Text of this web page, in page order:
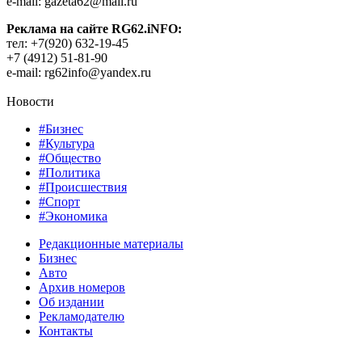
Реклама на сайте RG62.iNFO:
тел: +7(920) 632-19-45
+7 (4912) 51-81-90
e-mail: rg62info@yandex.ru
Новости
#Бизнес
#Культура
#Общество
#Политика
#Происшествия
#Спорт
#Экономика
Редакционные материалы
Бизнес
Авто
Архив номеров
Об издании
Рекламодателю
Контакты